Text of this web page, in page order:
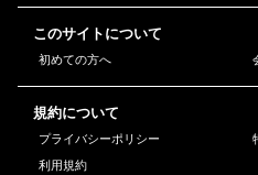
このサイトについて
初めての方へ
規約について
プライバシーポリシー
利用規約